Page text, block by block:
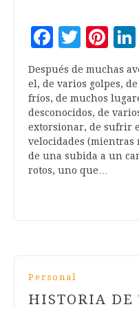
Después de muchas
el, de varios golpes,
fríos, de muchos
desconocidos, de
extorsionar, de sufrir
velocidades (mientras
de una subida a un
rotos, uno que…
Personal
HISTORIA DE